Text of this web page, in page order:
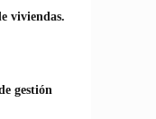
viviendas.
gestión